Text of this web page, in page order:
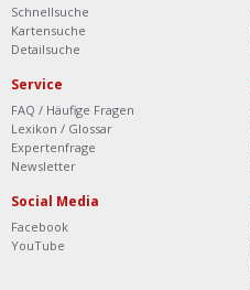
Schnellsuche
Kartensuche
Detailsuche
Service
FAQ / Häufige Fragen
Lexikon / Glossar
Expertenfrage
Newsletter
Social Media
Facebook
YouTube